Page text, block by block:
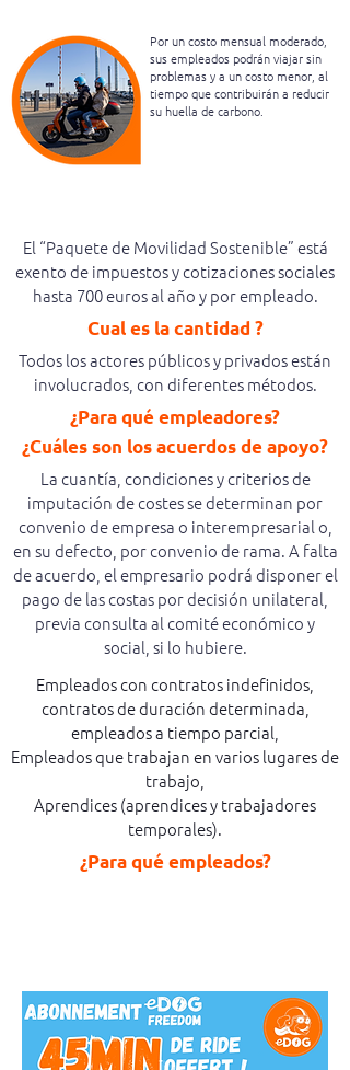
Por un costo mensual moderado,
sus empleados podrán viajar sin
problemas y a un costo menor, al
tiempo que contribuirán a reducir
su huella de carbono.
El “Paquete de Movilidad Sostenible” está
exento de impuestos y cotizaciones sociales
hasta 700 euros al año y por empleado.
Cual es la cantidad ?
Todos los actores públicos y privados están
involucrados, con diferentes métodos.
¿Para qué empleadores?
¿Cuáles son los acuerdos de apoyo?
La cuantía, condiciones y criterios de
imputación de costes se determinan por
convenio de empresa o interempresarial o,
en su defecto, por convenio de rama. A falta
de acuerdo, el empresario podrá disponer el
pago de las costas por decisión unilateral,
previa consulta al comité económico y
social, si lo hubiere.
Empleados con contratos indefinidos,
contratos de duración determinada,
empleados a tiempo parcial,
Empleados que trabajan en varios lugares de
trabajo,
Aprendices (aprendices y trabajadores
temporales).
¿Para qué empleados?